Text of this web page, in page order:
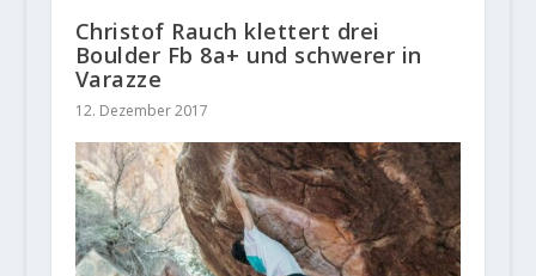
Christof Rauch klettert drei
Boulder Fb 8a+ und schwerer in
Varazze
12. Dezember 2017